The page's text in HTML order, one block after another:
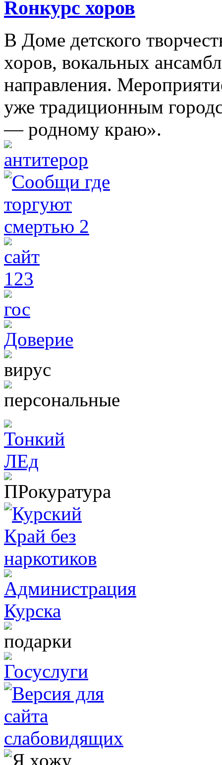
Rонкурс хоров
В Доме детского
хоров, вокальных
направления.
уже традиционным
— родному краю».